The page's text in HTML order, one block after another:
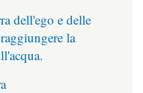
dell'ego e delle
la